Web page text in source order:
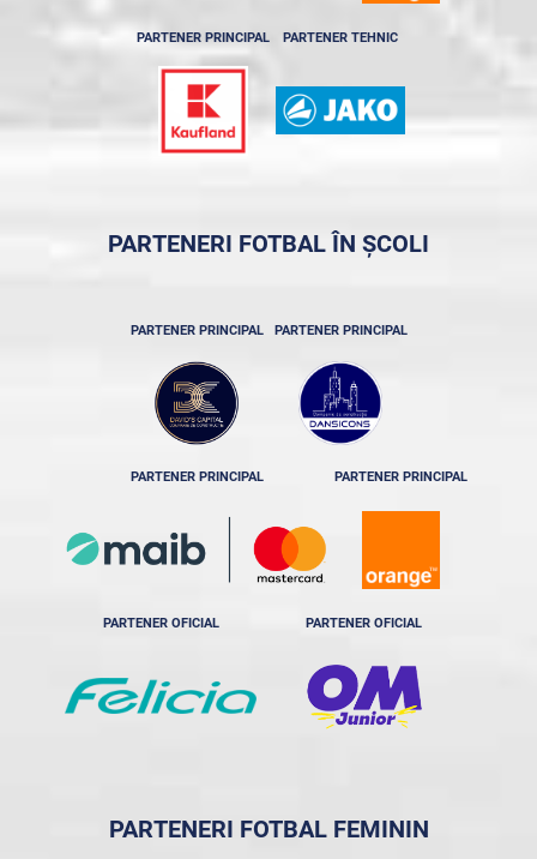
PARTENER PRINCIPAL PARTENER TEHNIC
PARTENERI FOTBAL ÎN ȘCOLI
PARTENER PRINCIPAL PARTENER PRINCIPAL
PARTENER PRINCIPAL PARTENER PRINCIPAL
PARTENER OFICIAL PARTENER OFICIAL
PARTENERI FOTBAL FEMININ